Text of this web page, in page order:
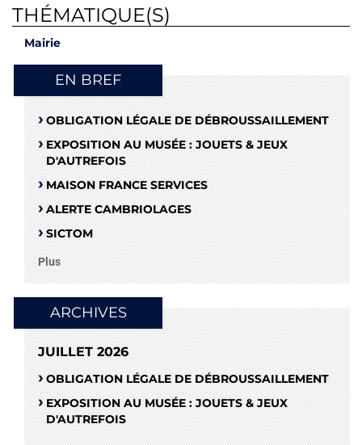
THÉMATIQUE(S)
Mairie
EN BREF
OBLIGATION LÉGALE DE DÉBROUSSAILLEMENT
EXPOSITION AU MUSÉE : JOUETS & JEUX
D'AUTREFOIS
MAISON FRANCE SERVICES
ALERTE CAMBRIOLAGES
SICTOM
Plus
ARCHIVES
JUILLET 2026
OBLIGATION LÉGALE DE DÉBROUSSAILLEMENT
EXPOSITION AU MUSÉE : JOUETS & JEUX
D'AUTREFOIS